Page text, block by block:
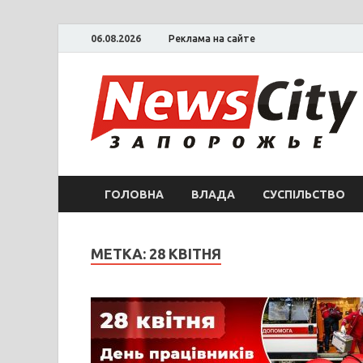
06.08.2026 Реклама на сайте
ГОЛОВНА ВЛАДА СУСПІЛЬСТВО
МЕТКА: 28 КВІТНЯ